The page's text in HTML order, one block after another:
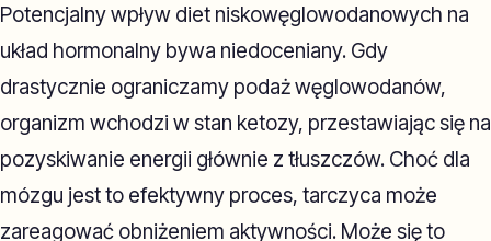
Potencjalny wpływ diet niskowęglowodanowych na
układ hormonalny bywa niedoceniany. Gdy
drastycznie ograniczamy podaż węglowodanów,
organizm wchodzi w stan ketozy, przestawiając się na
pozyskiwanie energii głównie z tłuszczów. Choć dla
mózgu jest to efektywny proces, tarczyca może
zareagować obniżeniem aktywności. Może się to